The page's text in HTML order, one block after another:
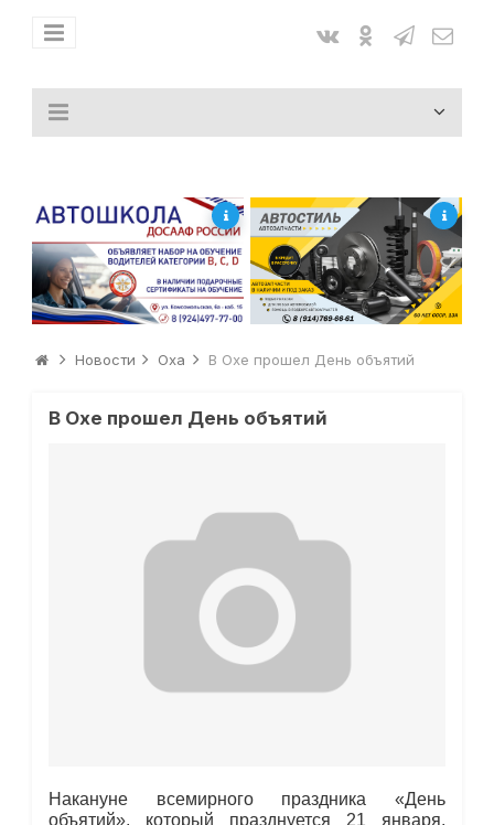
Новости Оха В Охе прошел День объятий
В Охе прошел День объятий
Накануне всемирного праздника «День
объятий», который празднуется 21 января,